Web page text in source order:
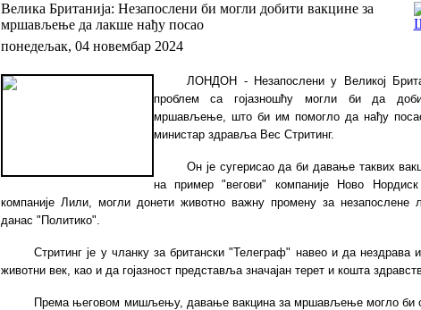
Велика Британија: Незапослени би могли добити вакцине за
мршављење да лакше нађу посао
понедељак, 04 новембар 2024
ЛОНДОН - Незапослени у Великој
проблем са гојазношћу могли би да
мршављење, што би им помогло да нађу
министар здравља Вес Стритинг.
Он је сугерисао да би давање таквих
на пример "вегови" компаније Ново
компаније Лили, могли донети животно важну промену за незапослене
данас "Политико".
Стритинг је у чланку за британски "Телеграф" навео и да нездрава
животни век, као и да гојазност представља значајан терет и кошта
Према његовом мишљењу, давање вакцина за мршављење могло би